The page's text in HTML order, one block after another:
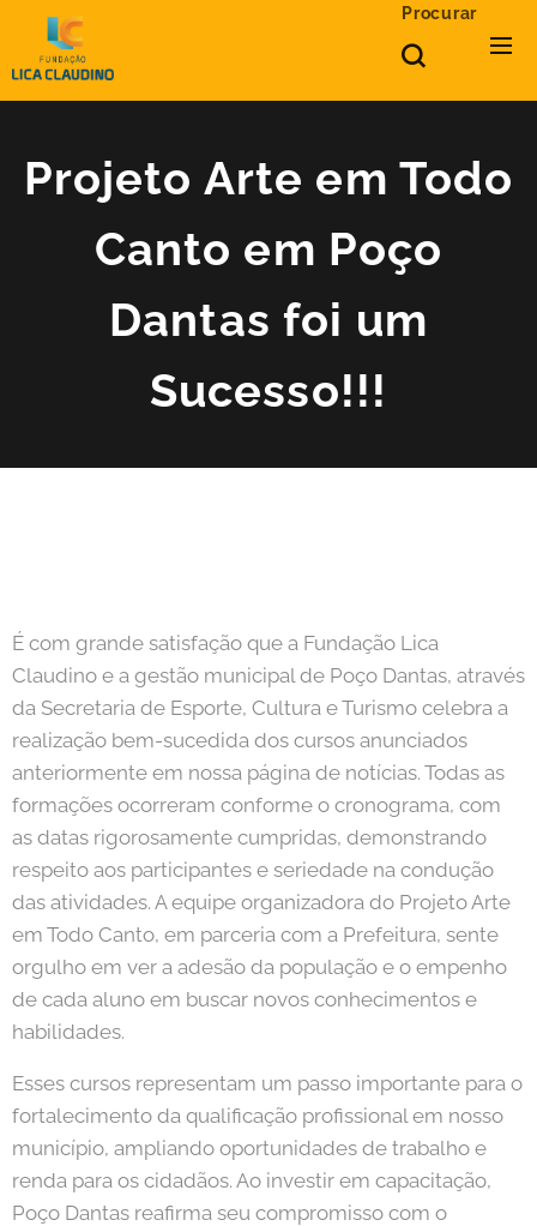
Procurar
Projeto Arte em Todo
Canto em Poço
Dantas foi um
Sucesso!!!
É com grande satisfação que a Fundação Lica
Claudino e a gestão municipal de Poço Dantas, através
da Secretaria de Esporte, Cultura e Turismo celebra a
realização bem-sucedida dos cursos anunciados
anteriormente em nossa página de notícias. Todas as
formações ocorreram conforme o cronograma, com
as datas rigorosamente cumpridas, demonstrando
respeito aos participantes e seriedade na condução
das atividades. A equipe organizadora do Projeto Arte
em Todo Canto, em parceria com a Prefeitura, sente
orgulho em ver a adesão da população e o empenho
de cada aluno em buscar novos conhecimentos e
habilidades.
Esses cursos representam um passo importante para o
fortalecimento da qualificação profissional em nosso
município, ampliando oportunidades de trabalho e
renda para os cidadãos. Ao investir em capacitação,
Poço Dantas reafirma seu compromisso com o